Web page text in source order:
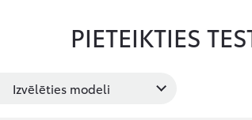
PIETEIKTIES
Izvēlēties modeli